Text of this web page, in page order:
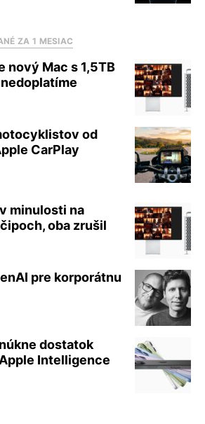
ZA 1 MESIAC
nový Mac s 1,5TB
od
CarPlay
minulosti na
oba zrušil
pre korporátnu
dostatok
Intelligence